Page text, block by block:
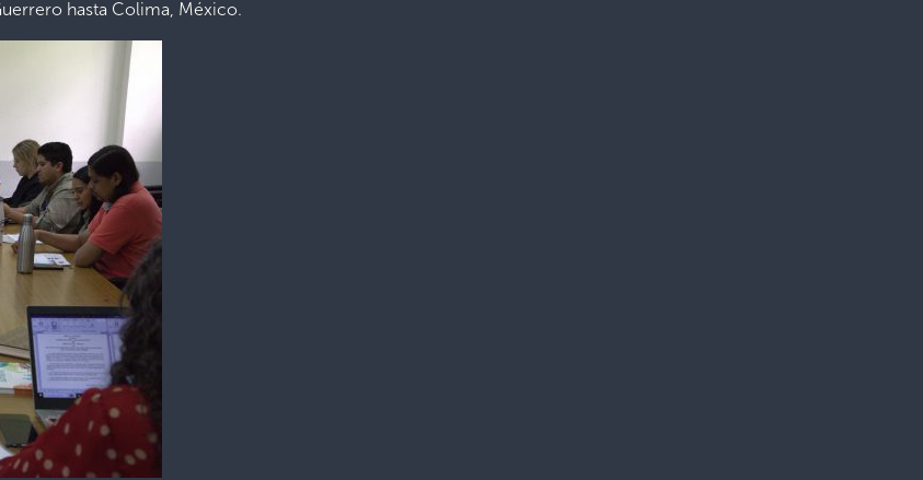
hasta Colima, México.